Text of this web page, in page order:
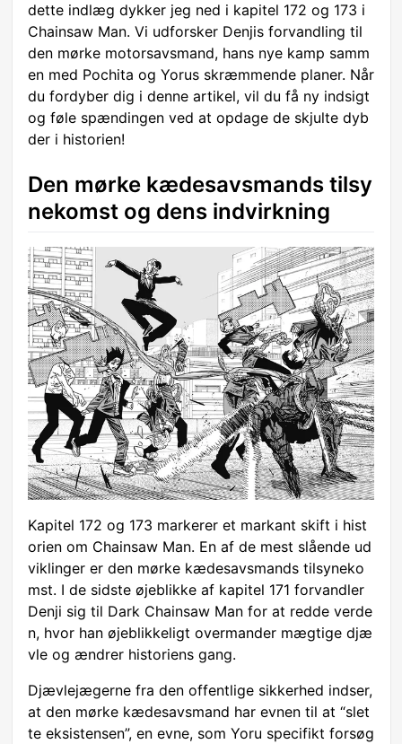
dette indlæg dykker jeg ned i kapitel 172 og 173 i
Chainsaw Man. Vi udforsker Denjis forvandling til
den mørke motorsavsmand, hans nye kamp samm
en med Pochita og Yorus skræmmende planer. Når
du fordyber dig i denne artikel, vil du få ny indsigt
og føle spændingen ved at opdage de skjulte dyb
der i historien!
Den mørke kædesavsmands tilsy
nekomst og dens indvirkning
Kapitel 172 og 173 markerer et markant skift i hist
orien om Chainsaw Man. En af de mest slående ud
viklinger er den mørke kædesavsmands tilsyneko
mst. I de sidste øjeblikke af kapitel 171 forvandler
Denji sig til Dark Chainsaw Man for at redde verde
n, hvor han øjeblikkeligt overmander mægtige djæ
vle og ændrer historiens gang.
Djævlejægerne fra den offentlige sikkerhed indser,
at den mørke kædesavsmand har evnen til at “slet
te eksistensen”, en evne, som Yoru specifikt forsøg